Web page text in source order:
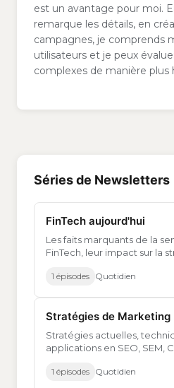
est un avantage pour moi.
remarque les détails, en
campagnes, je comprends
utilisateurs et je peux
complexes de manière plus
Séries de Newsletters
FinTech aujourd'hui
Les faits marquants de la
FinTech, leur impact sur la
1 épisodes Quotidien
Stratégies de Marketing
Stratégies actuelles,
applications en SEO, SEM,
1 épisodes Quotidien